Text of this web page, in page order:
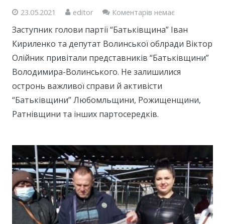
23.05.2021 editor Коментарів немає
Заступник голови партії “Батьківщина” Іван
Кириленко та депутат Волинської облради Віктор
Олійник привітали представників “Батьківщини”
Володимира-Волинського. Не залишилися
остронь важливої справи й активісти
“Батьківщини” Любомльщини, Рожищенщини,
Ратнівщини та інших партосередків.